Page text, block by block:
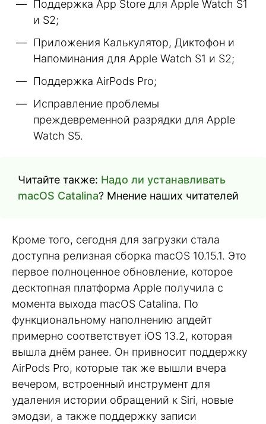
Поддержка App Store для Apple Watch S1
и S2;
Приложения Калькулятор, Диктофон и
Напоминания для Apple Watch S1 и S2;
Поддержка AirPods Pro;
Исправление проблемы
преждевременной разрядки для Apple
Watch S5.
Читайте также: Надо ли устанавливать
macOS Catalina? Мнение наших читателей
Кроме того, сегодня для загрузки стала
доступна релизная сборка macOS 10.15.1. Это
первое полноценное обновление, которое
десктопная платформа Apple получила с
момента выхода macOS Catalina. По
функциональному наполнению апдейт
примерно соответствует iOS 13.2, которая
вышла днём ранее. Он привносит поддержку
AirPods Pro, которые так же вышли вчера
вечером, встроенный инструмент для
удаления истории обращений к Siri, новые
эмодзи, а также поддержку записи